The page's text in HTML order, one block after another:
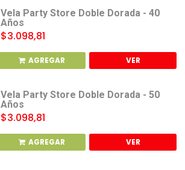
Vela Party Store Doble Dorada - 40
Años
$3.098,81
AGREGAR VER
Vela Party Store Doble Dorada - 50
Años
$3.098,81
AGREGAR VER